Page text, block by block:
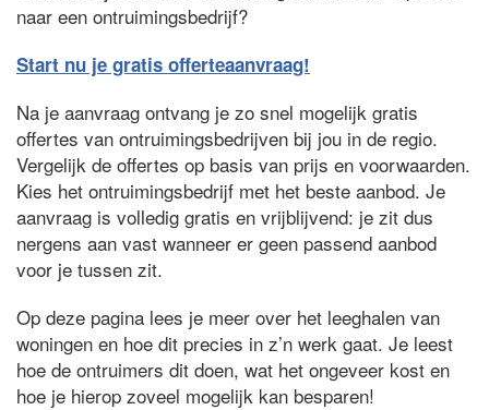
naar een ontruimingsbedrijf?
Start nu je gratis offerteaanvraag!
Na je aanvraag ontvang je zo snel mogelijk gratis
offertes van ontruimingsbedrijven bij jou in de regio.
Vergelijk de offertes op basis van prijs en voorwaarden.
Kies het ontruimingsbedrijf met het beste aanbod. Je
aanvraag is volledig gratis en vrijblijvend: je zit dus
nergens aan vast wanneer er geen passend aanbod
voor je tussen zit.
Op deze pagina lees je meer over het leeghalen van
woningen en hoe dit precies in z’n werk gaat. Je leest
hoe de ontruimers dit doen, wat het ongeveer kost en
hoe je hierop zoveel mogelijk kan besparen!